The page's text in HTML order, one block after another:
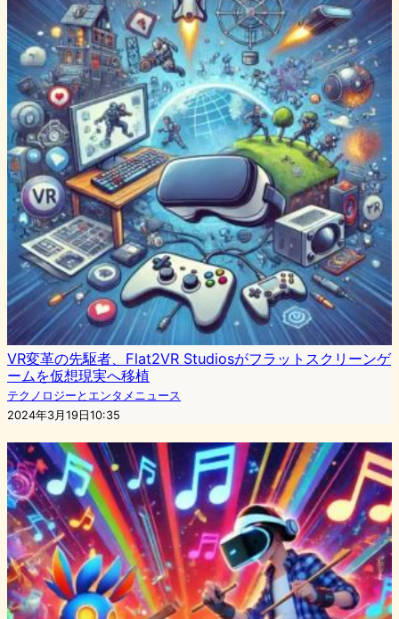
VR変革の先駆者、Flat2VR Studiosがフラットスクリーンゲ
ームを仮想現実へ移植
テクノロジーとエンタメニュース
2024年3月19日10:35